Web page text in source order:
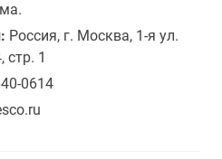
Россия, г. Москва, 1-я ул.
стр. 1
0614